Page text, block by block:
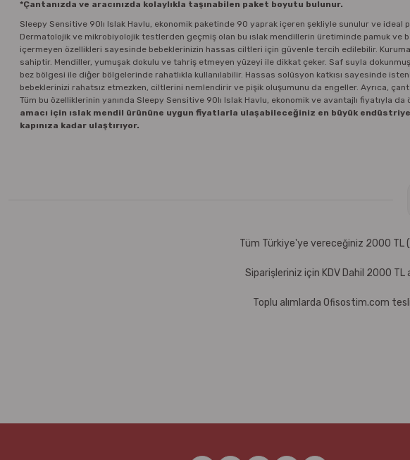
*Çantanızda ve aracınızda kolaylıkla taşınabilen paket boyutu bulunur.
Sleepy Sensitive 90lı Islak Havlu, ekonomik paketinde 90 yaprak içeren şekliyle sunulur ve ideal
Dermatolojik ve mikrobiyolojik testlerden geçmiş olan bu ıslak mendillerin üretiminde pamuk ve
içermeyen özellikleri sayesinde bebeklerinizin hassas ciltleri için güvenle tercih edilebilir.
sahiptir. Mendiller, yumuşak dokulu ve tahriş etmeyen yüzeyi ile dikkat çeker. Saf suyla
bez bölgesi ile diğer bölgelerinde rahatlıkla kullanılabilir. Hassas solüsyon katkısı sayesinde
bebeklerinizi rahatsız etmezken, ciltlerini nemlendirir ve pişik oluşumunu da engeller. Ayrıca,
Tüm bu özelliklerinin yanında Sleepy Sensitive 90lı Islak Havlu, ekonomik ve avantajlı fiyatıyla da
amacı için ıslak mendil ürününe uygun fiyatlarla ulaşabileceğiniz en büyük
kapınıza kadar ulaştırıyor.
Tüm Türkiye'ye vereceğiniz 2000 TL
Siparişleriniz için KDV Dahil 2000 TL
Toplu alımlarda Ofisostim.com